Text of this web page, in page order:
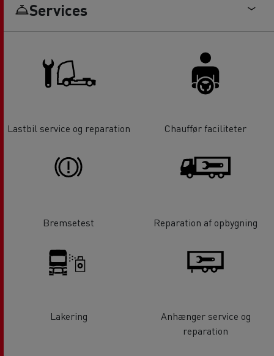
Services
Lastbil service og reparation Chauffør faciliteter
Bremsetest Reparation af opbygning
Lakering
Anhænger service og
reparation